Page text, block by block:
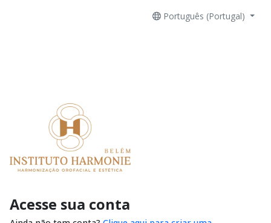
Português (Portugal)
Acesse sua conta